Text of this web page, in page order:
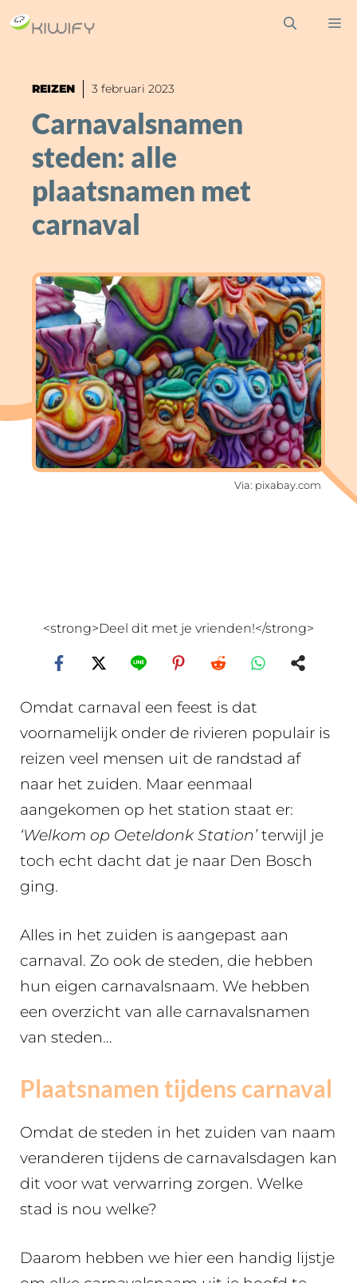
Ga
naar
inhoudREIZEN 3 februari 2023
Carnavalsnamen
steden: alle
plaatsnamen met
carnaval
Via: pixabay.com
<strong>Deel dit met je vrienden!</strong>
Omdat carnaval een feest is dat
voornamelijk onder de rivieren populair is
reizen veel mensen uit de randstad af
naar het zuiden. Maar eenmaal
aangekomen op het station staat er:
‘Welkom op Oeteldonk Station’terwijl je
toch echt dacht dat je naar Den Bosch
ging.
Alles in het zuiden is aangepast aan
carnaval. Zo ook de steden, die hebben
hun eigen carnavalsnaam. We hebben
een overzicht van alle carnavalsnamen
van steden…
Plaatsnamen tijdens carnaval
Omdat de steden in het zuiden van naam
veranderen tijdens de carnavalsdagen kan
dit voor wat verwarring zorgen. Welke
stad is nou welke?
Daarom hebben we hier een handig lijstje